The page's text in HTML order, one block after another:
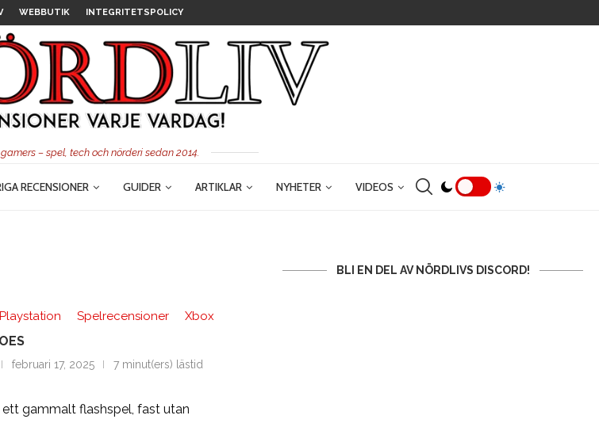
WEBBUTIK INTEGRITETSPOLICY
– spel, tech och nörderi sedan 2014.
RECENSIONER GUIDER ARTIKLAR NYHETER VIDEOS
Playstation Spelrecensioner Xbox
februari 17, 2025 7 minut(ers) lästid
gammalt flashspel, fast utan
BLI EN DEL AV NÖRDLIVS DISCORD!